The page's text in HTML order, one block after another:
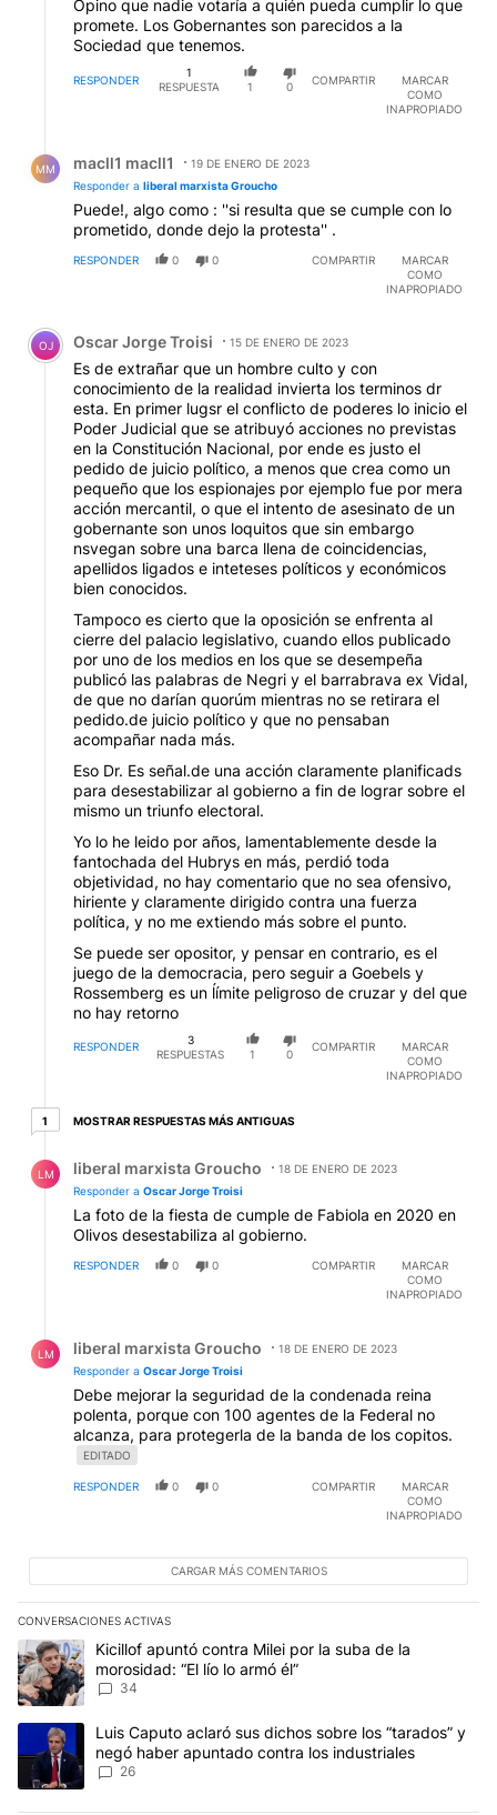
Opino que nadie votaría a quién pueda cumplir lo que
promete. Los Gobernantes son parecidos a la
Sociedad que tenemos.
RESPONDER
1
RESPUESTA
1 0
COMPARTIR
MARCAR
COMO
INAPROPIADO
MM macll1 macll1
19 DE ENERO DE 2023
Responder a liberal marxista Groucho
Puede!, algo como : ''si resulta que se cumple con lo
prometido, donde dejo la protesta'' .
RESPONDER 0 0 COMPARTIR
MARCAR
COMO
INAPROPIADO
Comentario de Oscar Jorge Troisi.
OJ Oscar Jorge Troisi 15 DE ENERO DE 2023
Es de extrañar que un hombre culto y con
conocimiento de la realidad invierta los terminos dr
esta. En primer lugsr el conflicto de poderes lo inicio el
Poder Judicial que se atribuyó acciones no previstas
en la Constitución Nacional, por ende es justo el
pedido de juicio político, a menos que crea como un
pequeño que los espionajes por ejemplo fue por mera
acción mercantil, o que el intento de asesinato de un
gobernante son unos loquitos que sin embargo
nsvegan sobre una barca llena de coincidencias,
apellidos ligados e inteteses políticos y económicos
bien conocidos.
Tampoco es cierto que la oposición se enfrenta al
cierre del palacio legislativo, cuando ellos publicado
por uno de los medios en los que se desempeña
publicó las palabras de Negri y el barrabrava ex Vidal,
de que no darían quorúm mientras no se retirara el
pedido.de juicio político y que no pensaban
acompañar nada más.
Eso Dr. Es señal.de una acción claramente planificads
para desestabilizar al gobierno a fin de lograr sobre el
mismo un triunfo electoral.
Yo lo he leido por años, lamentablemente desde la
fantochada del Hubrys en más, perdió toda
objetividad, no hay comentario que no sea ofensivo,
hiriente y claramente dirigido contra una fuerza
política, y no me extiendo más sobre el punto.
Se puede ser opositor, y pensar en contrario, es el
juego de la democracia, pero seguir a Goebels y
Rossemberg es un ĺímite peligroso de cruzar y del que
no hay retorno
RESPONDER
3
RESPUESTAS
1 0
COMPARTIR
MARCAR
COMO
INAPROPIADO
11 respuesta más antiguas
MOSTRAR RESPUESTAS MÁS ANTIGUAS
LM liberal marxista Groucho
18 DE ENERO DE 2023
Responder a Oscar Jorge Troisi
La foto de la fiesta de cumple de Fabiola en 2020 en
Olivos desestabiliza al gobierno.
RESPONDER 0 0 COMPARTIR
MARCAR
COMO
INAPROPIADO
LM liberal marxista Groucho
18 DE ENERO DE 2023
Responder a Oscar Jorge Troisi
Debe mejorar la seguridad de la condenada reina
polenta, porque con 100 agentes de la Federal no
alcanza, para protegerla de la banda de los copitos.
EDITADO
RESPONDER 0 0 COMPARTIR
MARCAR
COMO
INAPROPIADO
CARGAR MÁS COMENTARIOS
CONVERSACIONES ACTIVAS
Este listado muestra los artículos con más comentarios en los
Un artículo de tendencia con el título "Kicillof apuntó contra Milei
Kicillof apuntó contra Milei por la suba de la
morosidad: “El lío lo armó él”
34
Un artículo de tendencia con el título "Luis Caputo aclaró sus
Luis Caputo aclaró sus dichos sobre los “tarados” y
negó haber apuntado contra los industriales
26